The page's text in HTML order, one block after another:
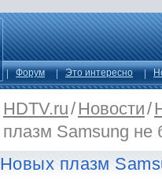
Форум Это интересно
HDTV.ru/Новости/
плазм Samsung не
Новых плазм